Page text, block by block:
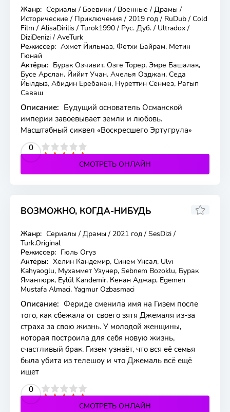
194 серия
Жанр: Сериалы / Боевики / Военные / Драмы /
Исторические / Приключения / 2019 год / RuDub / Cold
Film / AlisaDirilis / Turok1990 / Рус. Дуб. / Ultradox /
DiziDenizi / AveTurk
Режиссер: Ахмет Йильмаз, Фетхи Байрам, Метин
Гюнай
Актёры: Бурак Озчивит, Озге Торер, Эмре Башалак,
Бусе Арслан, Йийит Учан, Ачелья Озджан, Седа
Йылдыз, Абидин Еребакан, Нуреттин Сёнмез, Рагып
Саваш
Описание: Будущий основатель Османской
империи завоевывает земли и любовь.
Масштабный сиквел «Воскресшего Эртугрула»
0
4 5
СМОТРЕТЬ ОНЛАЙН
ВОЗМОЖНО, КОГДА-НИБУДЬ
6 серия
4.8
Жанр: Сериалы / Драмы / 2021 год / SesDizi /
Turk.Original
Режиссер: Гюль Огуз
Актёры: Хелин Кандемир, Синем Унсал, Ulvi
Kahyaoglu, Мухаммет Узунер, Sebnem Bozoklu, Бурак
Ямантюрк, Eylül Kandemir, Кенан Аджар, Egemen
Mustafa Almaci, Yagmur Ozbasmaci
Описание: Фериде сменила имя на Гизем после
того, как сбежала от своего зятя Джемаля из-за
страха за свою жизнь. У молодой женщины,
которая построила для себя новую жизнь,
счастливый брак. Гизем узнаёт, что вся её семья
была убита из телешоу и что Джемаль всё ещё
ищет
0
4 5
СМОТРЕТЬ ОНЛАЙН